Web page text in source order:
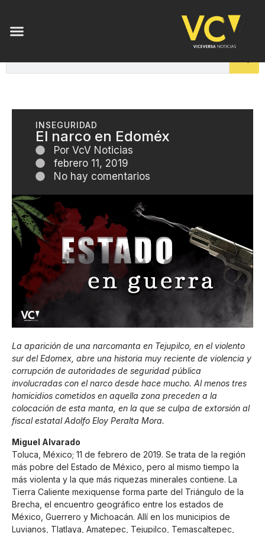
INSEGURIDAD
El narco en Edoméx
Por VcV Noticias
febrero 11, 2019
No hay comentarios
La aparición de una narcomanta en Tejupilco, en el violento
sur del Edomex, abre una historia muy reciente de violencia y
corrupción de autoridades de seguridad pública
involucradas con el narco desde hace mucho. Al menos tres
homicidios cometidos en aquella zona preceden a la
colocación de esta manta, en la que se culpa de extorsión al
fiscal estatal Adolfo Eloy Peralta Mora.
Miguel Alvarado
Toluca, México; 11 de febrero de 2019. Se trata de la región
más pobre del Estado de México, pero al mismo tiempo la
más violenta y la que más riquezas minerales contiene. La
Tierra Caliente mexiquense forma parte del Triángulo de la
Brecha, el encuentro geográfico entre los estados de
México, Guerrero y Michoacán. Allí en los municipios de
Luvianos, Tlatlaya, Amatepec, Tejupilco, Temascaltepec,